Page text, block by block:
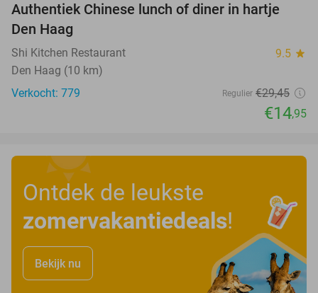
49%
Authentiek Chinese lunch of diner in hartje
Den Haag
Shi Kitchen Restaurant 9.5 star
Den Haag (10 km)
Verkocht: 779
Regulier €29,45
€14,95
Ontdek de leukste
zomervakantiedeals!
Bekijk nu